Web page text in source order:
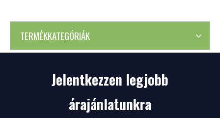
TERMÉKKATEGÓRIÁK
Jelentkezzen legjobb
árajánlatunkra